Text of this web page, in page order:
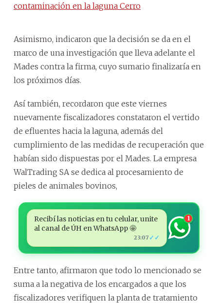
contaminación en la laguna Cerro
Asimismo, indicaron que la decisión se da en el
marco de una investigación que lleva adelante el
Mades contra la firma, cuyo sumario finalizaría en
los próximos días.
Así también, recordaron que este viernes
nuevamente fiscalizadores constataron el vertido
de efluentes hacia la laguna, además del
cumplimiento de las medidas de recuperación que
habían sido dispuestas por el Mades. La empresa
WalTrading SA se dedica al procesamiento de
pieles de animales bovinos,
Recibí las noticias en tu celular, unite
al canal de ÚH en WhatsApp 🤩
23:07 ✓✓
1
Entre tanto, afirmaron que todo lo mencionado se
suma a la negativa de los encargados a que los
fiscalizadores verifiquen la planta de tratamiento